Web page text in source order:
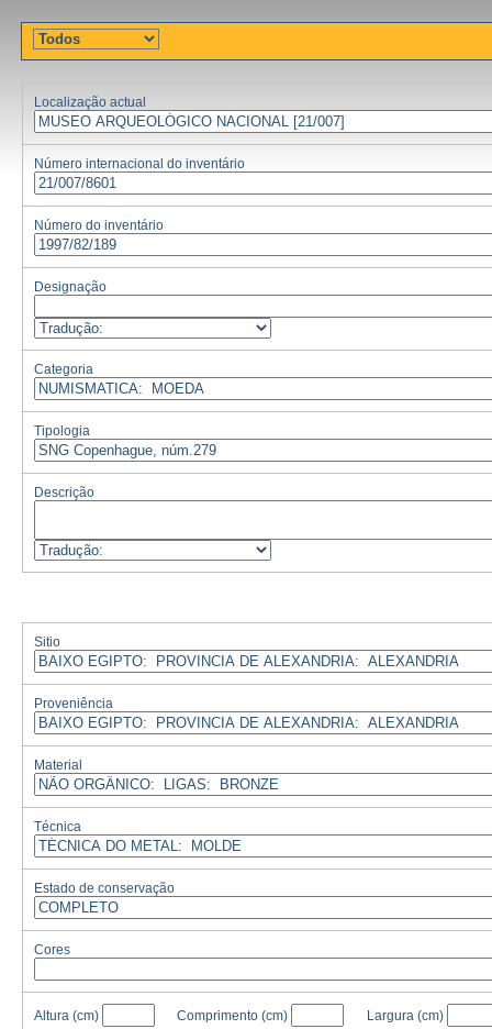
Localização actual
Número internacional do inventário
Número do inventário
Designação
Categoria
Tipologia
Descrição
Sitio
Proveniência
Material
Técnica
Estado de conservação
Cores
Altura (cm) Comprimento (cm) Largura (cm)